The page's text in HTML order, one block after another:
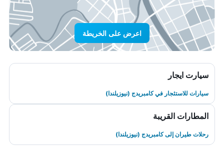
اعرض على الخريطة
سيارت ايجار
سيارات للاستئجار في كامبريدج (نيوزيلندا)
المطارات القريبة
رحلات طيران إلى كامبريدج (نيوزيلندا)